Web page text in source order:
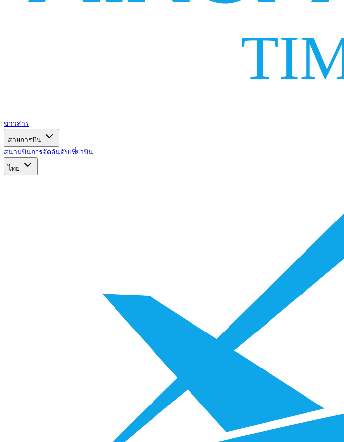
ข่าวสาร
สายการบิน
สนามบินการจัดอันดับเที่ยวบิน
ไทย